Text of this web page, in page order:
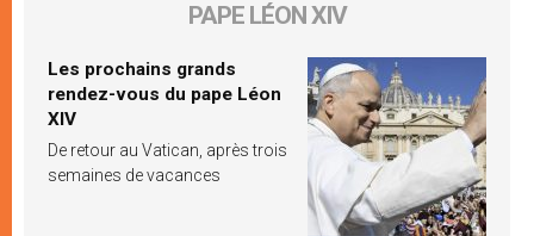
PAPE LÉON XIV
Les prochains grands
rendez-vous du pape Léon
XIV
De retour au Vatican, après trois
semaines de vacances